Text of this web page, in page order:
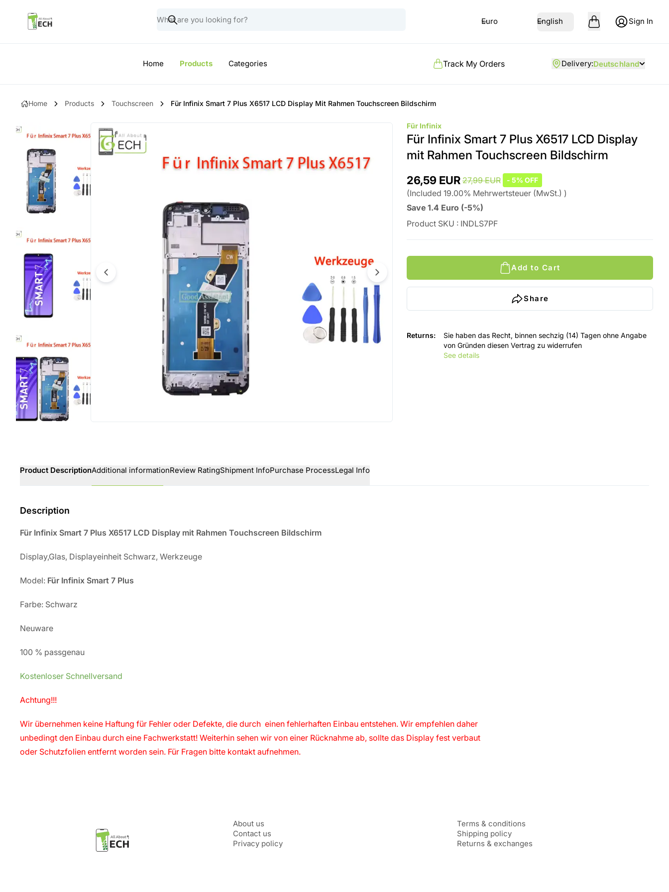
Euro English Sign In
Home Products Categories Track My Orders Delivery:Deutschland
Home Products Touchscreen Für Infinix Smart 7 Plus X6517 LCD Display Mit Rahmen Touchscreen Bildschirm
Für Infinix
Für Infinix Smart 7 Plus X6517 LCD Display
mit Rahmen Touchscreen Bildschirm
26,59 EUR 27,99 EUR - 5% OFF
(Included 19.00% Mehrwertsteuer (MwSt.) )
Save 1.4 Euro (-5%)
Product SKU : INDLS7PF
Add to Cart
Share
Returns:
Sie haben das Recht, binnen sechzig (14) Tagen ohne Angabe
von Gründen diesen Vertrag zu widerrufen
See details
Product DescriptionAdditional informationReview RatingShipment InfoPurchase ProcessLegal Info
Description
Für Infinix Smart 7 Plus X6517 LCD Display mit Rahmen Touchscreen Bildschirm
Display,Glas, Displayeinheit Schwarz, Werkzeuge
Model: Für Infinix Smart 7 Plus
Farbe: Schwarz
Neuware
100 % passgenau
Kostenloser Schnellversand
Achtung!!!
Wir übernehmen keine Haftung für Fehler oder Defekte, die durch einen fehlerhaften Einbau entstehen. Wir empfehlen daher
unbedingt den Einbau durch eine Fachwerkstatt! Weiterhin sehen wir von einer Rücknahme ab, sollte das Display fest verbaut
oder Schutzfolien entfernt worden sein. Für Fragen bitte kontakt aufnehmen.
About us
Contact us
Privacy policy
Terms & conditions
Shipping policy
Returns & exchanges